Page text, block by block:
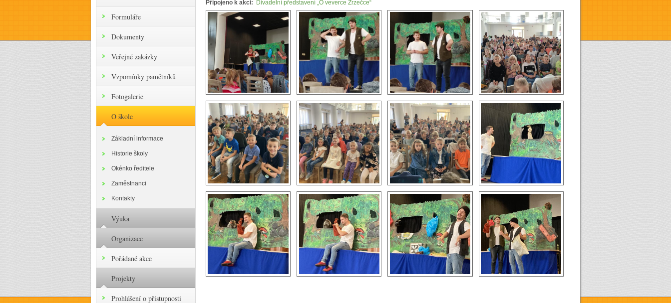
Připojeno k akci: Divadelní představení „O veverce Zrzečce“
Formuláře
Dokumenty
Veřejné zakázky
Vzpomínky pamětníků
Fotogalerie
O škole
Základní informace
Historie školy
Okénko ředitele
Zaměstnanci
Kontakty
Výuka
Organizace
Pořádané akce
Projekty
Prohlášení o přístupnosti